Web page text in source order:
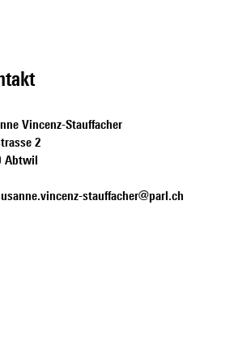
Vincenz-Stauffacher
2
Abtwil
stauffacher@parl.ch